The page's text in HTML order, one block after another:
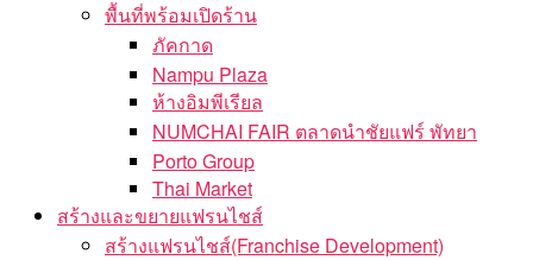
พื้นที่พร้อมเปิดร้าน
ภัคกาด
Nampu Plaza
ห้างอิมพีเรียล
NUMCHAI FAIR ตลาดนำชัยแฟร์ พัทยา
Porto Group
Thai Market
สร้างและขยายแฟรนไชส์
สร้างแฟรนไชส์(Franchise Development)